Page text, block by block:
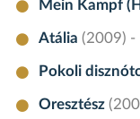
Mein Kampf
Atália (2009) -
Pokoli
Oresztész